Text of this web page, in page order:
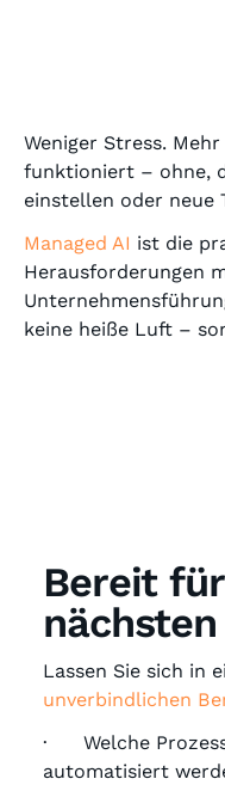
Weniger Stress.
funktioniert – ohne,
einstellen oder neue
Managed AI ist die
Herausforderungen
keine heiße Luft –
Bereit
Lassen Sie sich in
unverbindlichen
· Welche
automatisiert